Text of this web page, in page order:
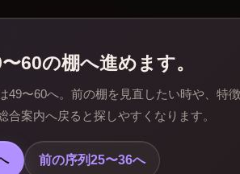
60の棚へ進めます。
49〜60へ。前の棚を見直したい時や、特
合案内へ戻ると探しやすくなります。
前の序列25〜36へ